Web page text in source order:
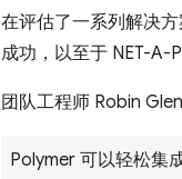
在评估了一系列解决
成功，以至于 NET-A-
团队工程师 Robin
Polymer 可以轻松集